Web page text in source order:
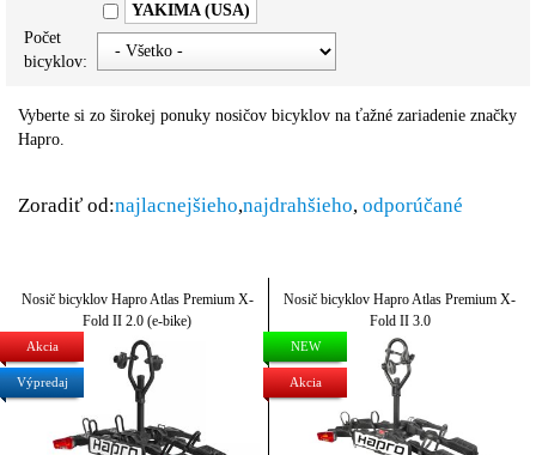
YAKIMA (USA)
Počet
bicyklov:
Vyberte si zo širokej ponuky nosičov bicyklov na ťažné zariadenie značky
Hapro.
Zoradiť od:najlacnejšieho,najdrahšieho, odporúčané
Akcia
Výpredaj
Nosič bicyklov Hapro Atlas Premium X-
Fold II 2.0 (e-bike)
NEW
Akcia
Nosič bicyklov Hapro Atlas Premium X-
Fold II 3.0